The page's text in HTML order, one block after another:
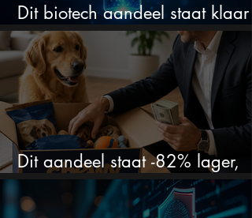
Dit biotech aandeel staat klaar
voor een flinke rally
Dit aandeel staat -82% lager,
terwijl het bedrijf gewoon groeit